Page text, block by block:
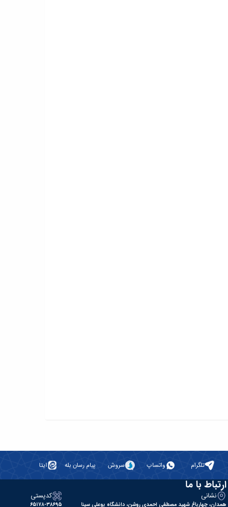
تلگرام واتساپ سروش پیام رسان بله ایتا
ارتباط با ما
نشانی
همدان، چهارباغ شهید مصطفی احمدی روشن، دانشگاه بوعلی سینا
کدپستی
۶۵۱۷۸-۳۸۶۹۵